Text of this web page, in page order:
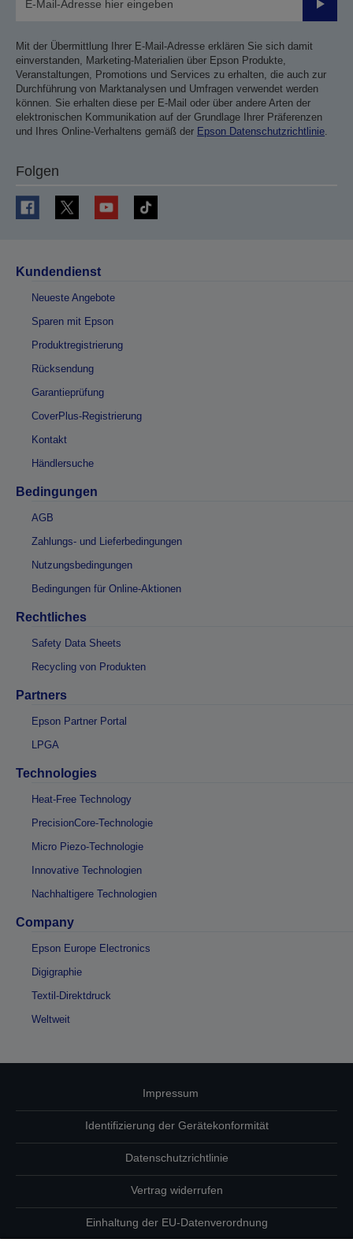
Mit der Übermittlung Ihrer E-Mail-Adresse erklären Sie sich damit
einverstanden, Marketing-Materialien über Epson Produkte,
Veranstaltungen, Promotions und Services zu erhalten, die auch zur
Durchführung von Marktanalysen und Umfragen verwendet werden
können. Sie erhalten diese per E-Mail oder über andere Arten der
elektronischen Kommunikation auf der Grundlage Ihrer Präferenzen
und Ihres Online-Verhaltens gemäß der Epson Datenschutzrichtlinie.
Folgen
Kundendienst
Neueste Angebote
Sparen mit Epson
Produktregistrierung
Rücksendung
Garantieprüfung
CoverPlus-Registrierung
Kontakt
Händlersuche
Bedingungen
AGB
Zahlungs- und Lieferbedingungen
Nutzungsbedingungen
Bedingungen für Online-Aktionen
Rechtliches
Safety Data Sheets
Recycling von Produkten
Partners
Epson Partner Portal
LPGA
Technologies
Heat-Free Technology
PrecisionCore-Technologie
Micro Piezo-Technologie
Innovative Technologien
Nachhaltigere Technologien
Company
Epson Europe Electronics
Digigraphie
Textil-Direktdruck
Weltweit
Impressum
Identifizierung der Gerätekonformität
Datenschutzrichtlinie
Vertrag widerrufen
Einhaltung der EU-Datenverordnung